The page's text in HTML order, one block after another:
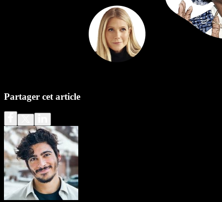
Partager cet article